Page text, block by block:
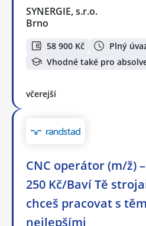
SYNERGIE, s.r.o.
Brno
58 900 Kč
Plný
Vhodné také pro
včerejší
CNC operátor (m/ž)
250 Kč/Baví Tě
chceš pracovat s
nejlepšími